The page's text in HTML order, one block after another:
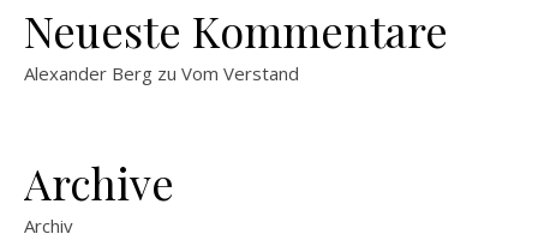
Neueste Kommentare
Alexander Berg zu Vom Verstand
Archive
Archiv